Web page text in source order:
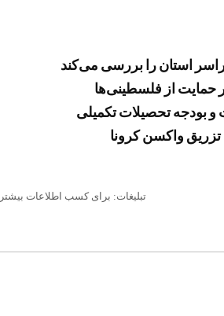
استان را بررسی می‌کند
حمایت از فلسطینی‌ها
و بودجه تحصیلات تکمیلی
واکسن کرونا
تبلیغات: برای کسب اطلاعات